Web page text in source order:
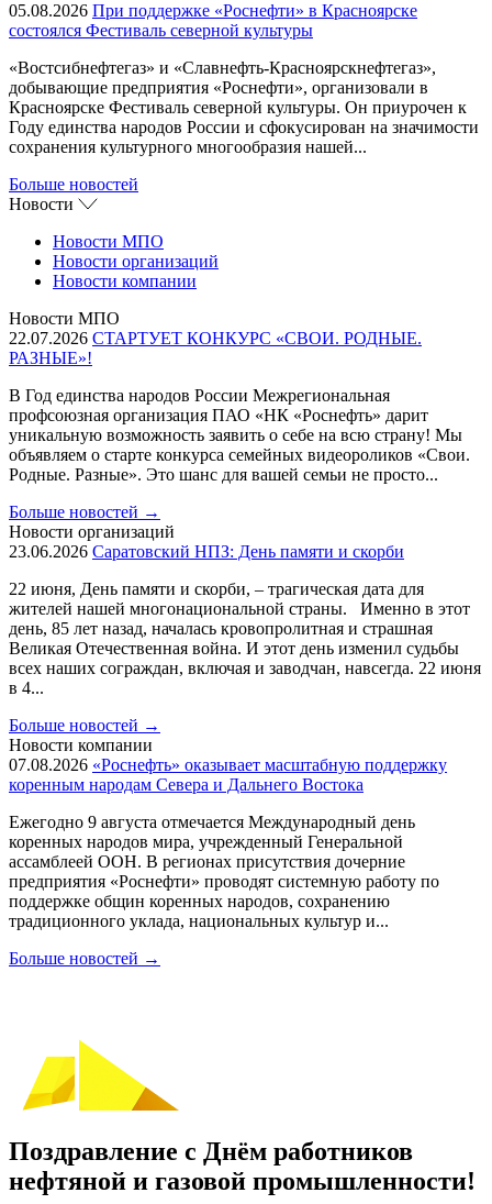
05.08.2026 При поддержке «Роснефти» в Красноярске
состоялся Фестиваль северной культуры
«Востсибнефтегаз» и «Славнефть-Красноярскнефтегаз»,
добывающие предприятия «Роснефти», организовали в
Красноярске Фестиваль северной культуры. Он приурочен к
Году единства народов России и сфокусирован на значимости
сохранения культурного многообразия нашей...
Больше новостей
Новости
Новости МПО
Новости организаций
Новости компании
Новости МПО
22.07.2026 СТАРТУЕТ КОНКУРС «СВОИ. РОДНЫЕ.
РАЗНЫЕ»!
В Год единства народов России Межрегиональная
профсоюзная организация ПАО «НК «Роснефть» дарит
уникальную возможность заявить о себе на всю страну! Мы
объявляем о старте конкурса семейных видеороликов «Свои.
Родные. Разные». Это шанс для вашей семьи не просто...
Больше новостей →
Новости организаций
23.06.2026 Саратовский НПЗ: День памяти и скорби
22 июня, День памяти и скорби, – трагическая дата для
жителей нашей многонациональной страны. Именно в этот
день, 85 лет назад, началась кровопролитная и страшная
Великая Отечественная война. И этот день изменил судьбы
всех наших сограждан, включая и заводчан, навсегда. 22 июня
в 4...
Больше новостей →
Новости компании
07.08.2026 «Роснефть» оказывает масштабную поддержку
коренным народам Севера и Дальнего Востока
Ежегодно 9 августа отмечается Международный день
коренных народов мира, учрежденный Генеральной
ассамблеей ООН. В регионах присутствия дочерние
предприятия «Роснефти» проводят системную работу по
поддержке общин коренных народов, сохранению
традиционного уклада, национальных культур и...
Больше новостей →
Поздравление с Днём работников
нефтяной и газовой промышленности!